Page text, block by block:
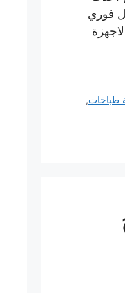
فوري
طباخات,